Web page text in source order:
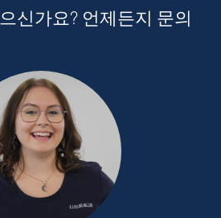
신가요? 언제든지 문의